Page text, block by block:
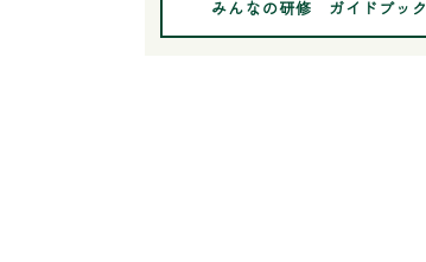
みんなの研修 ガイドブック